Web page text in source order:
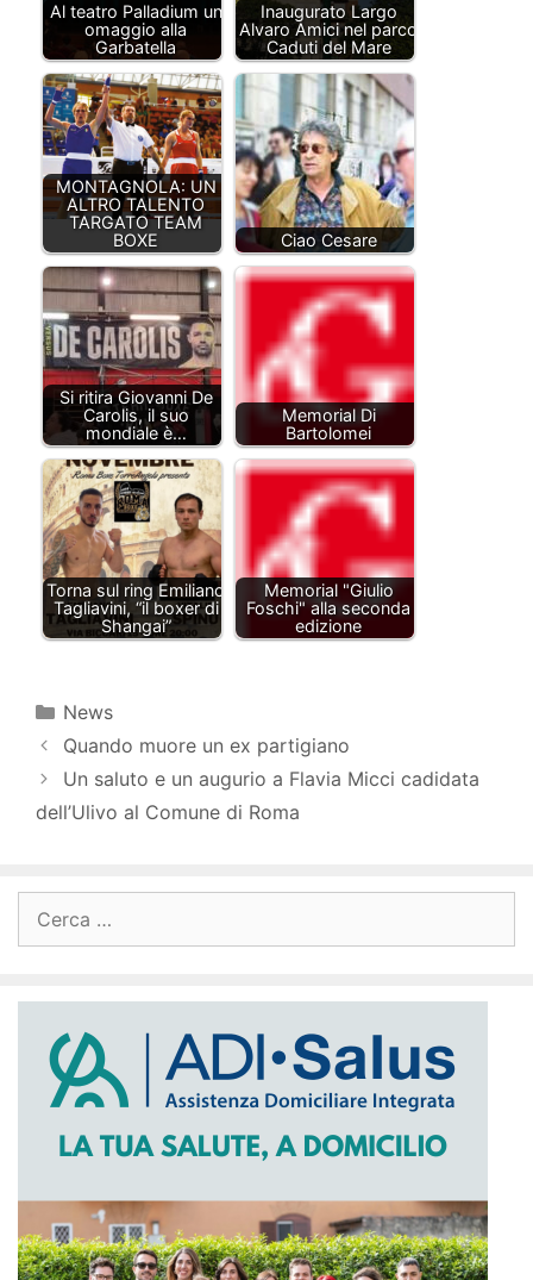
Al teatro Palladium un
omaggio alla
Garbatella
Inaugurato Largo
Alvaro Amici nel parco
Caduti del Mare
MONTAGNOLA: UN
ALTRO TALENTO
TARGATO TEAM
BOXE
Ciao Cesare
Si ritira Giovanni De
Carolis, il suo
mondiale è…
Memorial Di
Bartolomei
Torna sul ring Emiliano
Tagliavini, “il boxer di
Shangai”
Memorial "Giulio
Foschi" alla seconda
edizione
Categorie
News
Quando muore un ex partigiano
Un saluto e un augurio a Flavia Micci cadidata
dell’Ulivo al Comune di Roma
per: